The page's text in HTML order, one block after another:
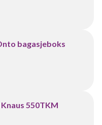
bagasjeboks
Knaus 550TKM